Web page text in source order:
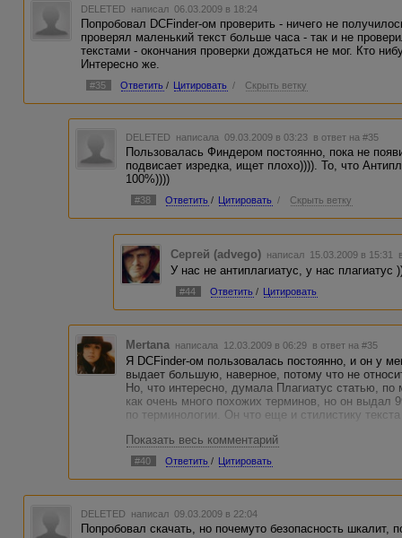
DELETED написал 06.03.2009 в 18:24
Попробовал DCFinder-ом проверить - ничего не
проверял маленький текст больше часа - так и не
текстами - окончания проверки дождаться не мог. Кто
Интересно же.
#35 Ответить / Цитировать / Скрыть ветку
DELETED написала 09.03.2009 в 03:23 в ответ на #35
Пользовалась Финдером постоянно, пока не
подвисает изредка, ищет плохо)))). То, что
100%))))
#38 Ответить / Цитировать / Скрыть ветку
Сергей (advego) написал 15.03.2009 в 15:31
У нас не антиплагиатус, у нас плагиатус
#44 Ответить / Цитировать
Mertana написала 12.03.2009 в 06:29 в ответ на #35
Я DCFinder-ом пользовалась постоянно, и он у
выдает большую, наверное, потому что не
Но, что интересно, думала Плагиатус статью, по
как очень много похожих терминов, но он выдал
по терминологии. Он что еще и стилистику
Показать весь комментарий
#40 Ответить / Цитировать
DELETED написал 09.03.2009 в 22:04
Попробовал скачать, но почемуто безопасность шкалит,